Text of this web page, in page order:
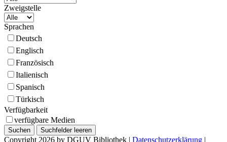
Zweigstelle
Sprachen
Deutsch
Englisch
Französisch
Italienisch
Spanisch
Türkisch
Verfügbarkeit
verfügbare Medien
Copyright 2026 by DGUV Bibliothek | Datenschutzerklärung |